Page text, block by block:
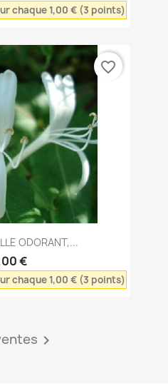
chaque 1,00 € (3 points)
ODORANT,...
€
chaque 1,00 € (3 points)
favorite_border
